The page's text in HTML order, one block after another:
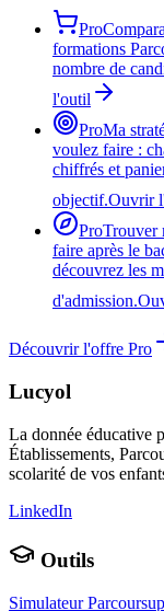
Pro
formations
nombre de
l'outil
ProMa
voulez faire :
chiffrés et
objectif.Ouvrir
ProTrouver
faire après le
découvrez les
d'admission.
Découvrir l'offre Pro
Lucyol
La donnée éducative
Établissements,
scolarité de vos
LinkedIn
Outils
Simulateur Parcoursup